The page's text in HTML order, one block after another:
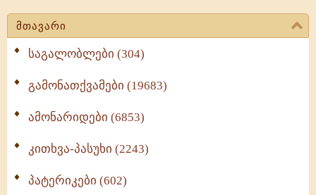
მთავარი
საგალობლები (304)
გამონათქვამები (19683)
ამონარიდები (6853)
კითხვა-პასუხი (2243)
პატერიკები (602)